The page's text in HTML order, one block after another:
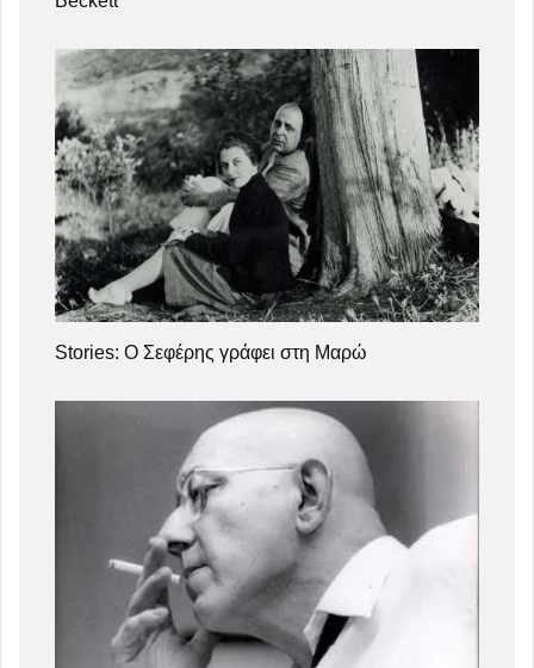
Stories: Ο Σεφέρης γράφει στη Μαρώ